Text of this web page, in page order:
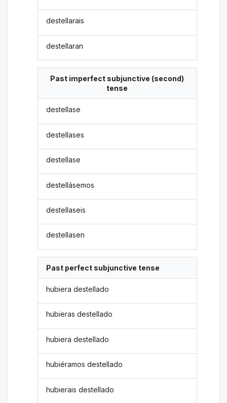
destellarais
destellaran
Past imperfect subjunctive (second)
tense
destellase
destellases
destellase
destellásemos
destellaseis
destellasen
Past perfect subjunctive tense
hubiera destellado
hubieras destellado
hubiera destellado
hubiéramos destellado
hubierais destellado